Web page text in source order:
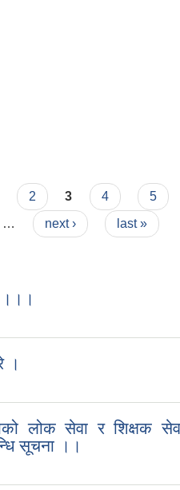
2 3 4
5
… next › last »
।।।
।
लोक सेवा र शिक्षक
सूचना ।।